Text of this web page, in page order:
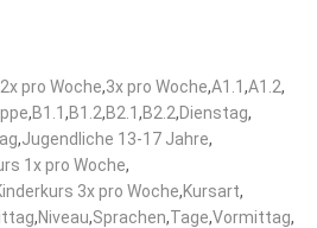
2x pro Woche,3x pro Woche,A1.1 ,A1.2,
,B1.1 ,B1.2,B2.1 ,B2.2,Dienstag,
,Jugendliche 13-17 Jahre,
1x pro Woche,
3x pro Woche,Kursart,
,Niveau,Sprachen,Tage,Vormittag,